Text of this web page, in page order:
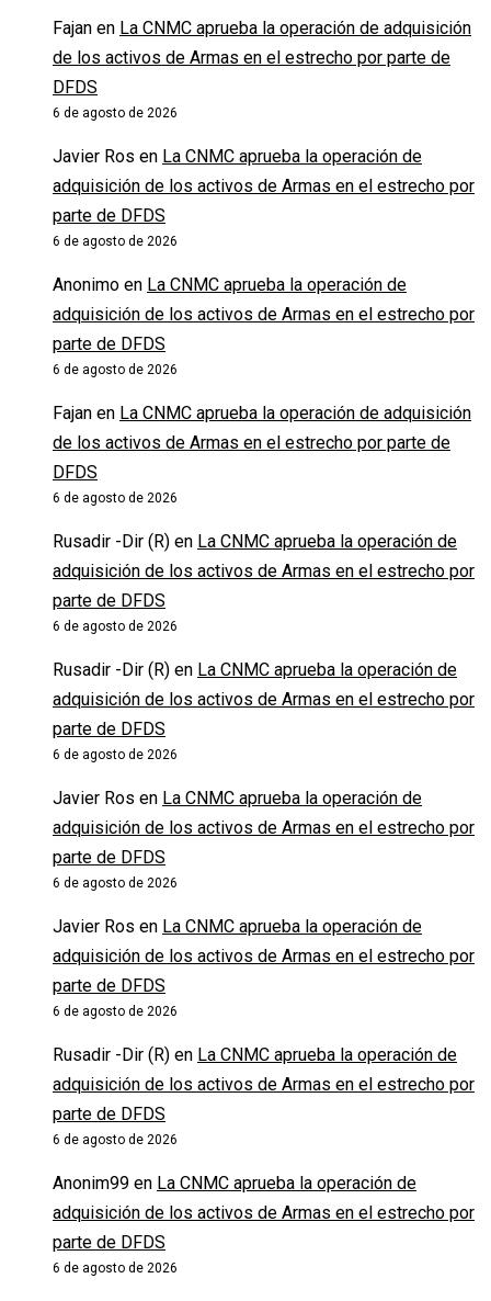
Fajan en La CNMC aprueba la operación de adquisición
de los activos de Armas en el estrecho por parte de
DFDS
6 de agosto de 2026
Javier Ros en La CNMC aprueba la operación de
adquisición de los activos de Armas en el estrecho por
parte de DFDS
6 de agosto de 2026
Anonimo en La CNMC aprueba la operación de
adquisición de los activos de Armas en el estrecho por
parte de DFDS
6 de agosto de 2026
Fajan en La CNMC aprueba la operación de adquisición
de los activos de Armas en el estrecho por parte de
DFDS
6 de agosto de 2026
Rusadir -Dir (R) en La CNMC aprueba la operación de
adquisición de los activos de Armas en el estrecho por
parte de DFDS
6 de agosto de 2026
Rusadir -Dir (R) en La CNMC aprueba la operación de
adquisición de los activos de Armas en el estrecho por
parte de DFDS
6 de agosto de 2026
Javier Ros en La CNMC aprueba la operación de
adquisición de los activos de Armas en el estrecho por
parte de DFDS
6 de agosto de 2026
Javier Ros en La CNMC aprueba la operación de
adquisición de los activos de Armas en el estrecho por
parte de DFDS
6 de agosto de 2026
Rusadir -Dir (R) en La CNMC aprueba la operación de
adquisición de los activos de Armas en el estrecho por
parte de DFDS
6 de agosto de 2026
Anonim99 en La CNMC aprueba la operación de
adquisición de los activos de Armas en el estrecho por
parte de DFDS
6 de agosto de 2026